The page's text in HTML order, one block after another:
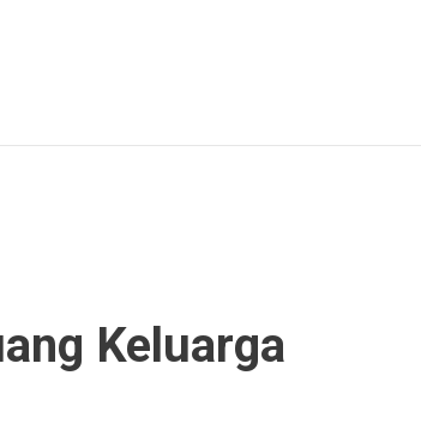
Keluarga